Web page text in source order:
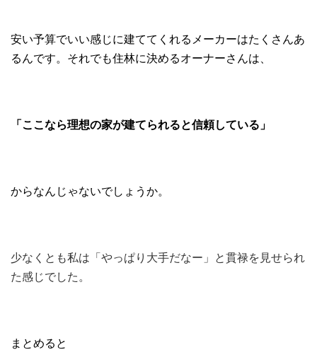
安い予算でいい感じに建ててくれるメーカーはたくさんあ
るんです。それでも住林に決めるオーナーさんは、
「ここなら理想の家が建てられると信頼している」
からなんじゃないでしょうか。
少なくとも私は「やっぱり大手だなー」と貫禄を見せられ
た感じでした。
まとめると